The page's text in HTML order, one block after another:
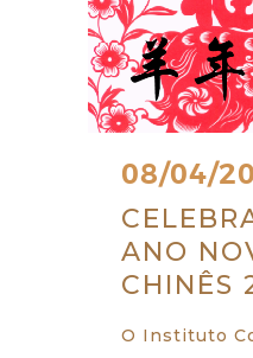
CONTACTOS
08/04/
ANO
CHINÊS
O Instituto